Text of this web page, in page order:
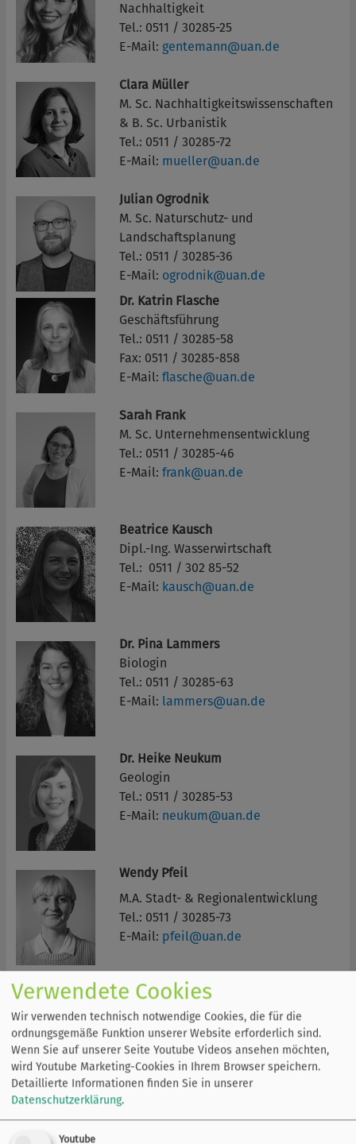
Nachhaltigkeit
Tel.: 0511 / 30285-25
E-Mail: gentemann@uan.de
Clara Müller
M. Sc. Nachhaltigkeitswissenschaften
& B. Sc. Urbanistik
Tel.: 0511 / 30285-72
E-Mail: mueller@uan.de
Julian Ogrodnik
M. Sc. Naturschutz- und
Landschaftsplanung
Tel.: 0511 / 30285-36
E-Mail: ogrodnik@uan.de
Dr. Katrin Flasche
Geschäftsführung
Tel.: 0511 / 30285-58
Fax: 0511 / 30285-858
E-Mail:flasche@uan.de
Sarah Frank
M. Sc. Unternehmensentwicklung
Tel.: 0511 / 30285-46
E-Mail:frank@uan.de
Beatrice Kausch
Dipl.-Ing. Wasserwirtschaft
Tel.: 0511 / 302 85-52
E-Mail: kausch@uan.de
Dr. Pina Lammers
Biologin
Tel.: 0511 / 30285-63
E-Mail: lammers@uan.de
Dr. Heike Neukum
Geologin
Tel.: 0511 / 30285-53
E-Mail: neukum@uan.de
Wendy Pfeil
M.A. Stadt- & Regionalentwicklung
Tel.: 0511 / 30285-73
E-Mail: pfeil@uan.de
Daniela Wulf
Fax: 0511 / 30285-840
E-Mail:wulf@uan.de
Verwendete Cookies
Wir verwenden technisch notwendige Cookies, die für die
ordnungsgemäße Funktion unserer Website erforderlich sind.
Wenn Sie auf unserer Seite Youtube Videos ansehen möchten,
wird Youtube Marketing-Cookies in Ihrem Browser speichern.
Detaillierte Informationen finden Sie in unserer
Datenschutzerklärung.
Youtube